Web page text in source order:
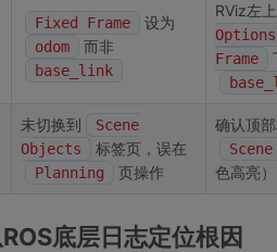
Fixed Frame 设为
odom 而非
base_link
RViz左
Frame
未切换到
Scene
Objects
标签页，误在
Planning 页操作
确认顶
色高亮）
底层日志定位根因